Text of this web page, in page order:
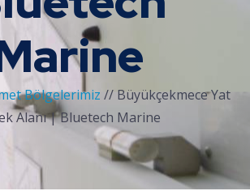
Bölgelerimiz // Büyükçekmece Yat
Alanı | Bluetech Marine